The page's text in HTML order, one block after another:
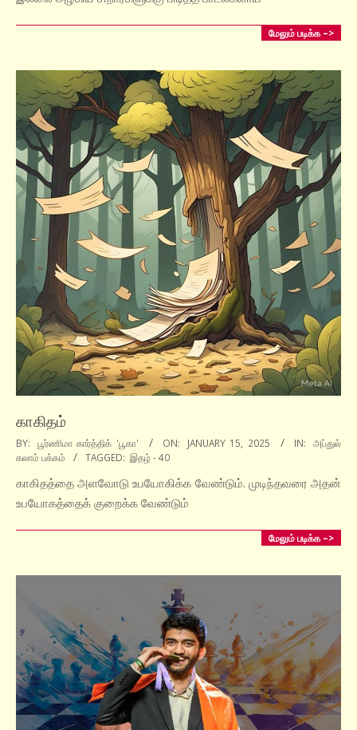
மேலும் படிக்க –>
காகிதம்
2025-
01-
15
BY: பூர்ணிமா கார்த்திக் 'பூகா' ON: JANUARY 15, 2025 IN:
அப்துல்
கலாம் பக்கம்
TAGGED: இதழ் - 40
காகிதத்தை அளவோடு உபயோகிக்க வேண்டும். முடிந்தவரை அதன்
உபயோகத்தைக் குறைக்க வேண்டும்
மேலும் படிக்க –>